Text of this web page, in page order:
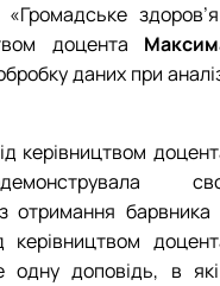
доцента
даних при
керівництвом
отримання барвника
керівництвом
одну доповідь, в